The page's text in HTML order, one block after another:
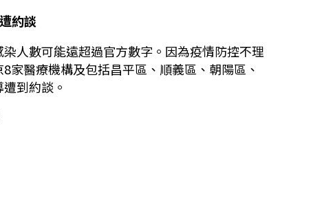
約談
人數可能遠超過官方數字。因為疫情防控不理
家醫療機構及包括昌平區、順義區、朝陽區、
到約談。